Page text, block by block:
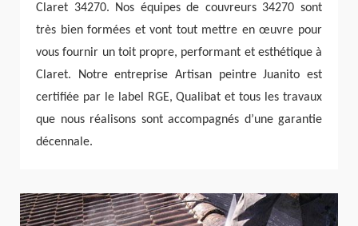
Claret 34270. Nos équipes de couvreurs 34270 sont
très bien formées et vont tout mettre en œuvre pour
vous fournir un toit propre, performant et esthétique à
Claret. Notre entreprise Artisan peintre Juanito est
certifiée par le label RGE, Qualibat et tous les travaux
que nous réalisons sont accompagnés d’une garantie
décennale.